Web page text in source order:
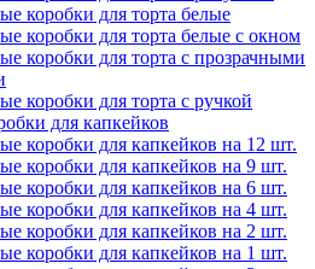
коробки для торта белые
коробки для торта белые с окном
коробки для торта с прозрачными
коробки для торта с ручкой
для капкейков
коробки для капкейков на 12 шт.
коробки для капкейков на 9 шт.
коробки для капкейков на 6 шт.
коробки для капкейков на 4 шт.
коробки для капкейков на 2 шт.
коробки для капкейков на 1 шт.